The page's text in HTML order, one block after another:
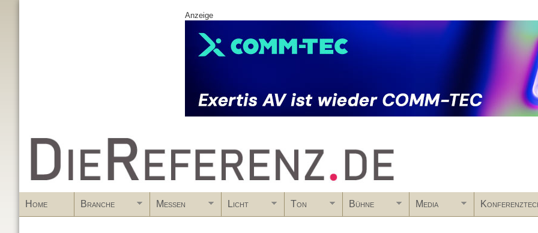
Anzeige
www.DieReferenz.de
Home Branche Messen Licht Ton Bühne Media